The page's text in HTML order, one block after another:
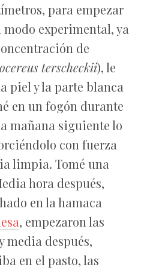
para empezar
modo experimental, ya
de
terscheckii), le
piel y la parte blanca
en un fogón durante
mañana siguiente lo
con fuerza
limpia. Tomé una
hora después,
en la hamaca
, empezaron las
media después,
en el pasto, las